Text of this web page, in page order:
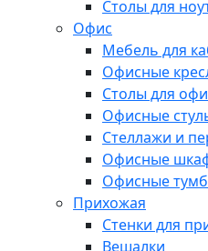
Столы для
Офис
Мебель для
Офисные
Столы для
Офисные
Стеллажи и
Офисные
Офисные
Прихожая
Стенки для
Вешалки